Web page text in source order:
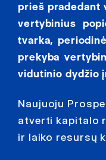
prieš pradedant
vertybinius
tvarka,
prekyba
vidutinio dydžio
Naujuoju
atverti kapitalo
ir laiko resursų